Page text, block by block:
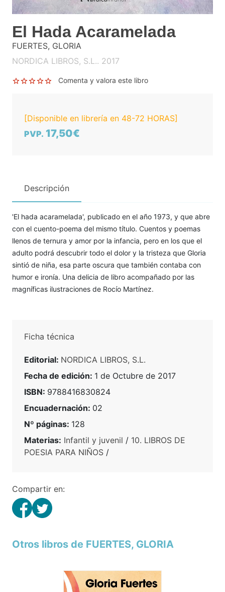
El Hada Acaramelada
FUERTES, GLORIA
NORDICA LIBROS, S.L.. 2017
Comenta y valora este libro
[Disponible en librería en 48-72 HORAS]
PVP. 17,50€
Descripción
'El hada acaramelada', publicado en el año 1973, y que abre
con el cuento-poema del mismo título. Cuentos y poemas
llenos de ternura y amor por la infancia, pero en los que el
adulto podrá descubrir todo el dolor y la tristeza que Gloria
sintió de niña, esa parte oscura que también contaba con
humor e ironía. Una delicia de libro acompañado por las
magníficas ilustraciones de Rocío Martínez.
Ficha técnica
Editorial: NORDICA LIBROS, S.L.
Fecha de edición: 1 de Octubre de 2017
ISBN: 9788416830824
Encuadernación: 02
Nº páginas: 128
Materias: Infantil y juvenil / 10. LIBROS DE
POESIA PARA NIÑOS /
Compartir en:
Otros libros de FUERTES, GLORIA